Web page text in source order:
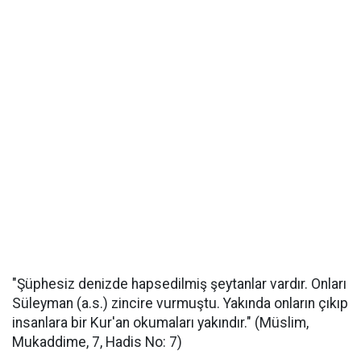
"Şüphesiz denizde hapsedilmiş şeytanlar vardır. Onları
Süleyman (a.s.) zincire vurmuştu. Yakında onların çıkıp
insanlara bir Kur'an okumaları yakındır." (Müslim,
Mukaddime, 7, Hadis No: 7)